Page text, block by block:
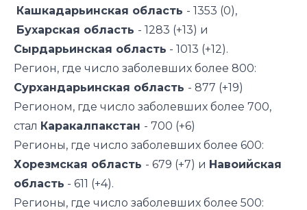
Кашкадарьинская область - 1353 (0),
Бухарская область - 1283 (+13) и
Сырдарьинская область - 1013 (+12).
Регион, где число заболевших более 800:
Сурхандарьинская область - 877 (+19)
Регионом, где число заболевших более 700,
стал Каракалпакстан - 700 (+6)
Регионы, где число заболевших более 600:
Хорезмская область - 679 (+7) и Навоийская
область - 611 (+4).
Регионы, где число заболевших более 500: